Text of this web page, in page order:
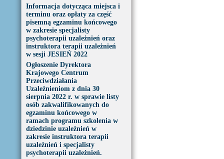
Informacja dotycząca miejsca i
terminu oraz opłaty za część
pisemną egzaminu końcowego
w zakresie specjalisty
psychoterapii uzależnień oraz
instruktora terapii uzależnień
w sesji JESIEŃ 2022
Ogłoszenie Dyrektora
Krajowego Centrum
Przeciwdziałania
Uzależnieniom z dnia 30
sierpnia 2022 r. w sprawie listy
osób zakwalifikowanych do
egzaminu końcowego w
ramach programu szkolenia w
dziedzinie uzależnień w
zakresie instruktora terapii
uzależnień i specjalisty
psychoterapii uzależnień.